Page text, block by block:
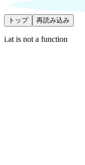
トップ 再読み込み
i.at is not a function